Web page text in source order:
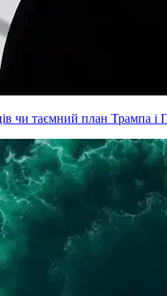
чи таємний план Трампа і